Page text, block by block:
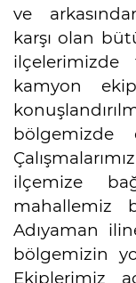
ve
karşı olan
ilçelerimizde
kamyon
bölgemizde
ilçemize
mahallemiz
Adıyaman
bölgemizin
Ekiplerimiz